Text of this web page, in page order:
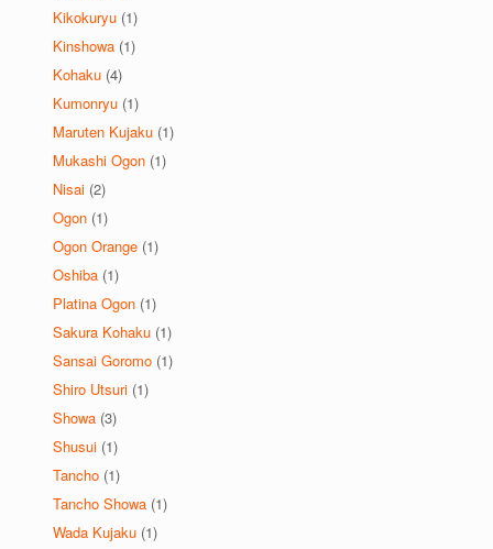
Kikokuryu (1)
Kinshowa (1)
Kohaku (4)
Kumonryu (1)
Maruten Kujaku (1)
Mukashi Ogon (1)
Nisai (2)
Ogon (1)
Ogon Orange (1)
Oshiba (1)
Platina Ogon (1)
Sakura Kohaku (1)
Sansai Goromo (1)
Shiro Utsuri (1)
Showa (3)
Shusui (1)
Tancho (1)
Tancho Showa (1)
Wada Kujaku (1)